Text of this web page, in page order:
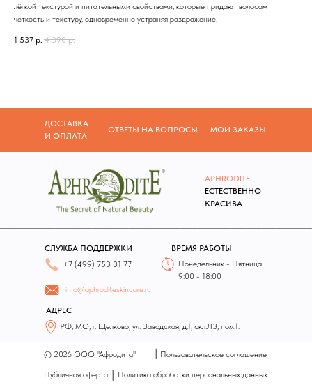
лёгкой текстурой и питательными свойствами, которые придают волосам
чёткость и текстуру, одновременно устраняя раздражение.
1 537 р. 4 390 р.
APHRODITE
ЕСТЕСТВЕННО
КРАСИВА
СЛУЖБА ПОДДЕРЖКИ
ДОСТАВКА
И ОПЛАТА
ОТВЕТЫ НА ВОПРОСЫ МОИ ЗАКАЗЫ
АДРЕС
ВРЕМЯ РАБОТЫ
+7 (499) 753 01 77
info@aphroditeskincare.ru
РФ, МО, г. Щелково, ул. Заводская, д.1, скл.Л3, пом.1.
Понедельник - Пятница
9:00 - 18:00
© 2026 ООО "Афродита"
Публичная оферта
Пользовательское соглашение
|
|
Политика обработки персональных данных